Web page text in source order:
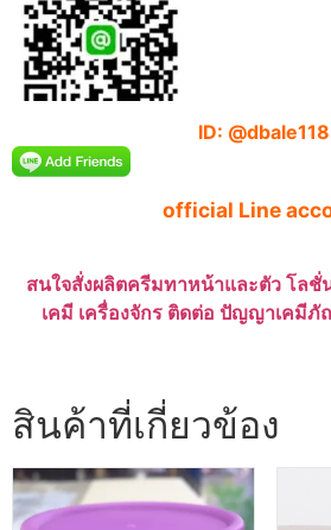
ID: @dbale118
official Line
สนใจสั่งผลิตครีมทาหน้าและตัว โล
เคมี เครื่องจักร ติดต่อ ปัญญาเคมีภั
สินค้าที่เกี่ยวข้อง